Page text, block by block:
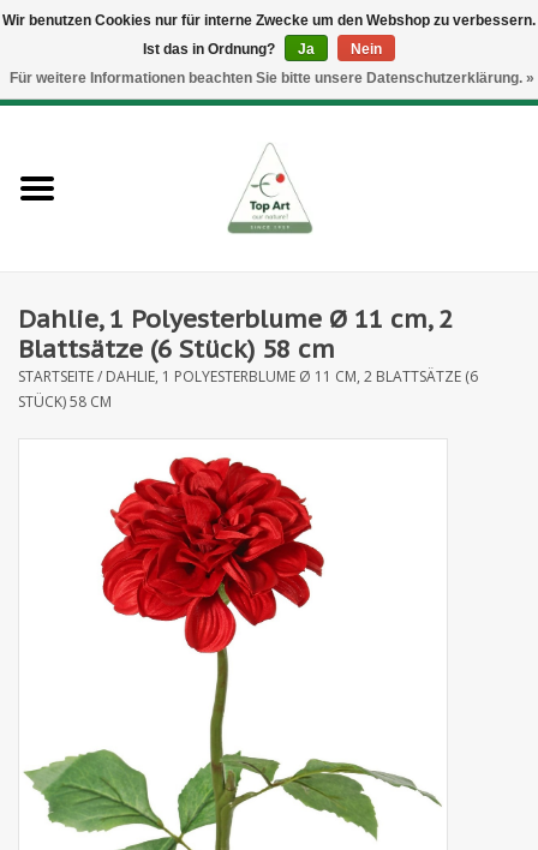
/BGN/DKK /ISK/NOK
0 Artikel - €--,--
Neues
Blumenzubehör
Kunstblumen
Blatt- und Beerenzweige
Dahlie, 1 Polyesterblume Ø 11 cm, 2
Blattsätze (6 Stück) 58 cm
STARTSEITE/ DAHLIE, 1 POLYESTERBLUME Ø 11 CM, 2 BLATTSÄTZE (6
STÜCK) 58 CM
Wir benutzen Cookies nur für interne Zwecke um den Webshop zu verbessern.
Ist das in Ordnung?
Ja
Nein
Für weitere Informationen beachten Sie bitte unsere Datenschutzerklärung. »